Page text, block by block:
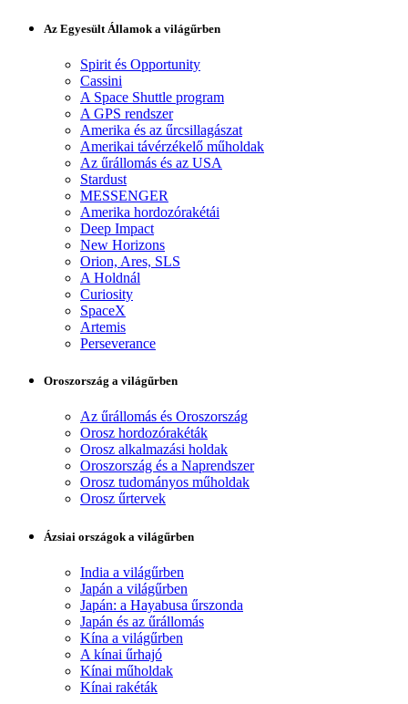
Az Egyesült Államok a világűrben
Spirit és Opportunity
Cassini
A Space Shuttle program
A GPS rendszer
Amerika és az űrcsillagászat
Amerikai távérzékelő műholdak
Az űrállomás és az USA
Stardust
MESSENGER
Amerika hordozórakétái
Deep Impact
New Horizons
Orion, Ares, SLS
A Holdnál
Curiosity
SpaceX
Artemis
Perseverance
Oroszország a világűrben
Az űrállomás és Oroszország
Orosz hordozórakéták
Orosz alkalmazási holdak
Oroszország és a Naprendszer
Orosz tudományos műholdak
Orosz űrtervek
Ázsiai országok a világűrben
India a világűrben
Japán a világűrben
Japán: a Hayabusa űrszonda
Japán és az űrállomás
Kína a világűrben
A kínai űrhajó
Kínai műholdak
Kínai rakéták